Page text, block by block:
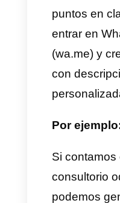
forma
Esto no
mundo,
de